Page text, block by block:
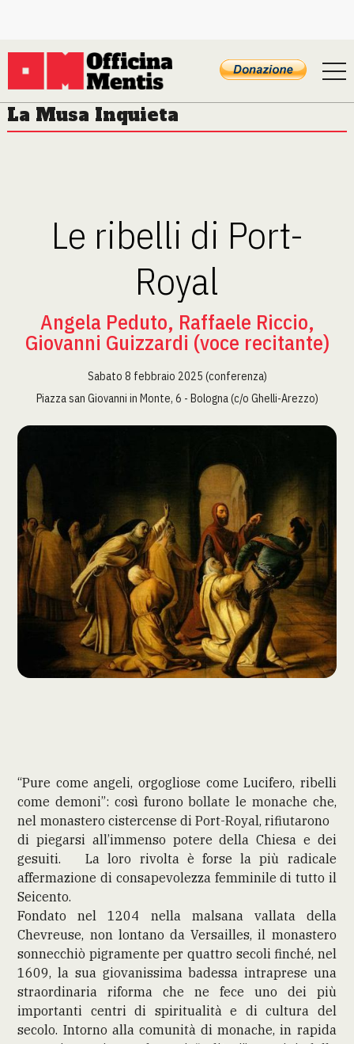
La Musa Inquieta
Le ribelli di Port-
Royal
Angela Peduto, Raffaele Riccio,
Giovanni Guizzardi (voce recitante)
Sabato 8 febbraio 2025 (conferenza)
Piazza san Giovanni in Monte, 6 - Bologna (c/o Ghelli-Arezzo)
“Pure come angeli, orgogliose come Lucifero, ribelli
come demoni”: così furono bollate le monache che,
nel monastero cistercense di Port-Royal, rifiutarono
di piegarsi all’immenso potere della Chiesa e dei
gesuiti. La loro rivolta è forse la più radicale
affermazione di consapevolezza femminile di tutto il
Seicento.
Fondato nel 1204 nella malsana vallata della
Chevreuse, non lontano da Versailles, il monastero
sonnecchiò pigramente per quattro secoli finché, nel
1609, la sua giovanissima badessa intraprese una
straordinaria riforma che ne fece uno dei più
importanti centri di spiritualità e di cultura del
secolo. Intorno alla comunità di monache, in rapida